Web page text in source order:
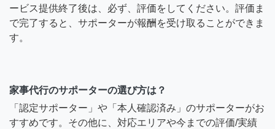
ービス提供終了後は、必ず、評価をしてください。評価ま
で完了すると、サポーターが報酬を受け取ることができま
す。
家事代行のサポーターの選び方は？
「認定サポーター」や「本人確認済み」のサポーターがお
すすめです。その他に、対応エリアや今までの評価/実績